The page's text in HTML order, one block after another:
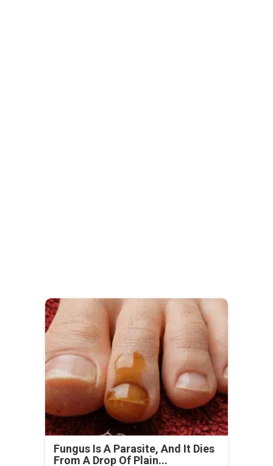
Fungus Is A Parasite, And It Dies
From A Drop Of Plain...